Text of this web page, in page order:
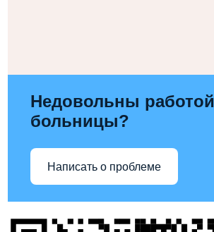
Недовольны работой
больницы?
Написать о проблеме